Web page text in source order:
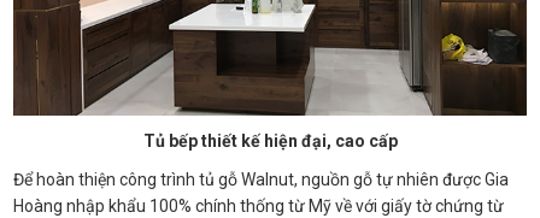
Tủ bếp thiết kế hiện đại, cao cấp
Để hoàn thiện công trình tủ gỗ Walnut, nguồn gỗ tự nhiên được Gia
Hoàng nhập khẩu 100% chính thống từ Mỹ về với giấy tờ chứng từ